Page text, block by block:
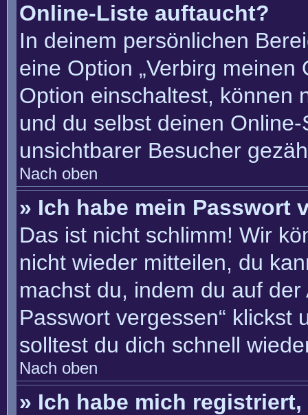
Online-Liste auftaucht?
In deinem persönlichen
eine Option „Verbirg meinen
Option einschaltest, können
und du selbst deinen
unsichtbarer Besucher
Nach oben
» Ich habe mein Passwort
Das ist nicht schlimm! Wir
nicht wieder mitteilen, du
machst du, indem du auf
Passwort vergessen“ klickst
solltest du dich schnell
Nach oben
» Ich habe mich